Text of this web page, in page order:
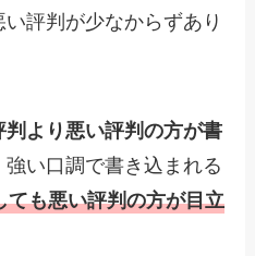
評判が少なからずあり
判より悪い評判の方が書
強い口調で書き込まれる
ても悪い評判の方が目立